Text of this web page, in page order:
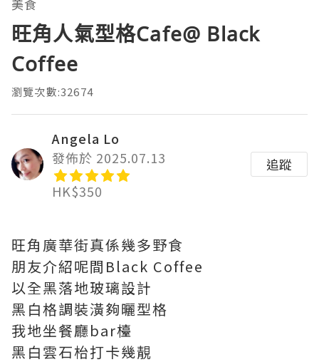
美食
旺角人氣型格Cafe@ Black
Coffee
瀏覽次數:32674
Angela Lo
發佈於 2025.07.13
HK$350
追蹤
旺角廣華街真係幾多野食
朋友介紹呢間Black Coffee
以全黑落地玻璃設計
黑白格調裝潢夠曬型格
我地坐餐廳bar檯
黑白雲石枱打卡幾靚